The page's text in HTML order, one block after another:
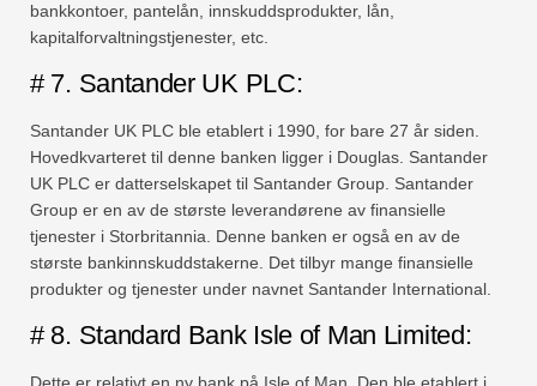
bankkontoer, pantelån, innskuddsprodukter, lån,
kapitalforvaltningstjenester, etc.
# 7. Santander UK PLC:
Santander UK PLC ble etablert i 1990, for bare 27 år siden.
Hovedkvarteret til denne banken ligger i Douglas. Santander
UK PLC er datterselskapet til Santander Group. Santander
Group er en av de største leverandørene av finansielle
tjenester i Storbritannia. Denne banken er også en av de
største bankinnskuddstakerne. Det tilbyr mange finansielle
produkter og tjenester under navnet Santander International.
# 8. Standard Bank Isle of Man Limited: